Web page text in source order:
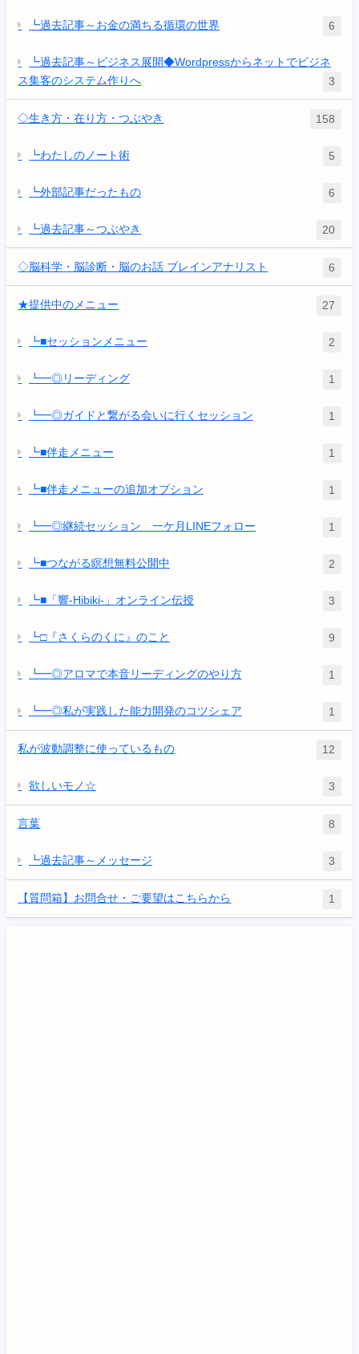
┗過去記事～お金の満ちる循環の世界 6
┗過去記事～ビジネス展開◆Wordpressからネットでビジネ
ス集客のシステム作りへ
3
◇生き方・在り方・つぶやき 158
┗わたしのノート術 5
┗外部記事だったもの 6
┗過去記事～つぶやき 20
◇脳科学・脳診断・脳のお話 ブレインアナリスト 6
★提供中のメニュー 27
┗■セッションメニュー 2
┗━◎リーディング 1
┗━◎ガイドと繋がる会いに行くセッション 1
┗■伴走メニュー 1
┗■伴走メニューの追加オプション 1
┗━◎継続セッション 一ケ月LINEフォロー 1
┗■つながる瞑想無料公開中 2
┗■「響-Hibiki-」オンライン伝授 3
┗□『さくらのくに』のこと 9
┗━◎アロマで本音リーディングのやり方 1
┗━◎私が実践した能力開発のコツシェア 1
私が波動調整に使っているもの 12
欲しいモノ☆ 3
言葉 8
┗過去記事～メッセージ 3
【質問箱】お問合せ・ご要望はこちらから 1